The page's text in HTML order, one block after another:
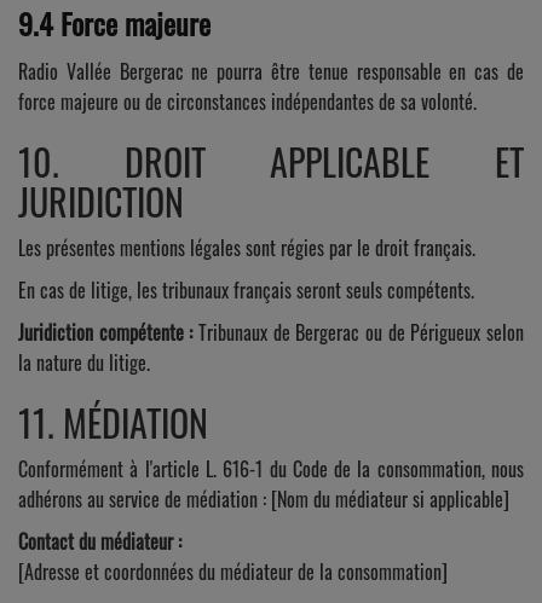
9.4 Force majeure
Radio Vallée Bergerac ne pourra être tenue responsable en cas de
force majeure ou de circonstances indépendantes de sa volonté.
10. DROIT APPLICABLE ET
JURIDICTION
Les présentes mentions légales sont régies par le droit français.
En cas de litige, les tribunaux français seront seuls compétents.
Juridiction compétente :Tribunaux de Bergerac ou de Périgueux selon
la nature du litige.
11. MÉDIATION
Conformément à l'article L. 616-1 du Code de la consommation, nous
adhérons au service de médiation : [Nom du médiateur si applicable]
Contact du médiateur :
[Adresse et coordonnées du médiateur de la consommation]